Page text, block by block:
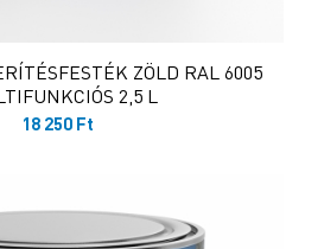
ZÖLD RAL 6005
2,5 L
18 250 Ft